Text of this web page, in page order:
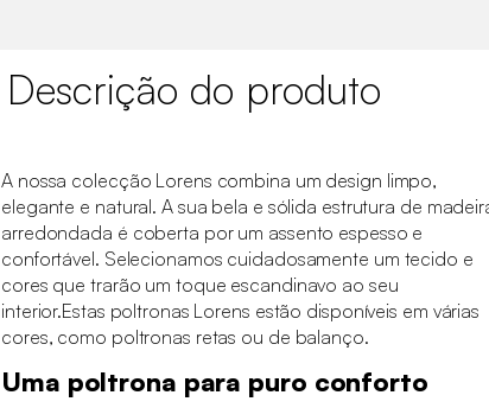
Descrição do produto
A nossa colecção Lorens combina um design limpo,
elegante e natural. A sua bela e sólida estrutura de
arredondada é coberta por um assento espesso e
confortável. Selecionamos cuidadosamente um tecido e
cores que trarão um toque escandinavo ao seu
interior.Estas poltronas Lorens estão disponíveis em várias
cores, como poltronas retas ou de balanço.
Uma poltrona para puro conforto